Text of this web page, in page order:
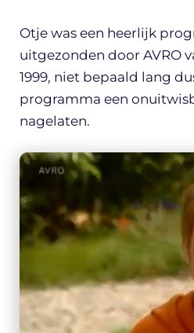
Otje was een heerlijk
uitgezonden door AVRO
1999, niet bepaald lang
programma een
nagelaten.